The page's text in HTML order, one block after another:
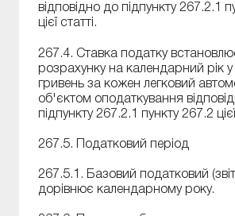
відповідно до підпункту 267.2.1
цієї статті.
267.4. Ставка податку
розрахунку на календарний рік у
гривень за кожен легковий
об'єктом оподаткування
підпункту 267.2.1 пункту 267.2 цієї
267.5. Податковий період
267.5.1. Базовий податковий
дорівнює календарному року.